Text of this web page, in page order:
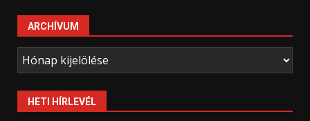
ARCHÍVUM
Archívum
HETI HÍRLEVÉL